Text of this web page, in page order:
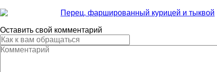
Перец, фаршированный курицей и тыквой
Оставить свой комментарий